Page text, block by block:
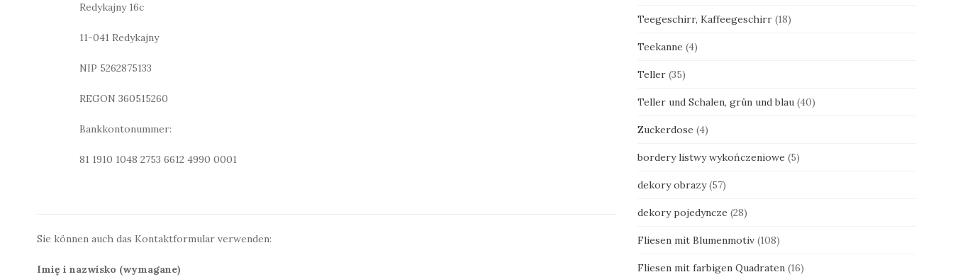
Redykajny 16c
11-041 Redykajny
NIP 5262875133
REGON 360515260
Bankkontonummer:
81 1910 1048 2753 6612 4990 0001
Sie können auch das Kontaktformular verwenden:
Imię i nazwisko (wymagane)
Teegeschirr, Kaffeegeschirr (18)
Teekanne (4)
Teller (35)
Teller und Schalen, grün und blau (40)
Zuckerdose (4)
bordery listwy wykończeniowe (5)
dekory obrazy (57)
dekory pojedyncze (28)
Fliesen mit Blumenmotiv (108)
Fliesen mit farbigen Quadraten (16)